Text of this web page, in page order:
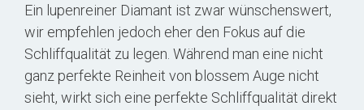
Ein lupenreiner Diamant ist zwar wünschenswert,
wir empfehlen jedoch eher den Fokus auf die
Schliffqualität zu legen. Während man eine nicht
ganz perfekte Reinheit von blossem Auge nicht
sieht, wirkt sich eine perfekte Schliffqualität direkt